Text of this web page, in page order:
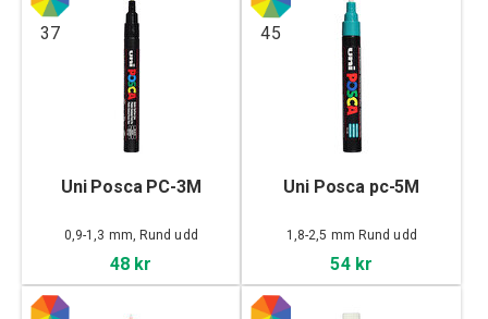
37
Uni Posca PC-3M
0,9-1,3 mm, Rund udd
48 kr
45
Uni Posca pc-5M
1,8-2,5 mm Rund udd
54 kr